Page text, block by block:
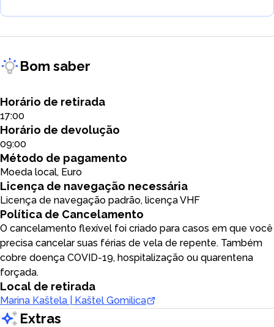
Bom saber
Horário de retirada
17:00
Horário de devolução
09:00
Método de pagamento
Moeda local, Euro
Licença de navegação necessária
Licença de navegação padrão, licença VHF
Política de Cancelamento
O cancelamento flexível foi criado para casos em que você
precisa cancelar suas férias de vela de repente. Também
cobre doença COVID-19, hospitalização ou quarentena
forçada.
Local de retirada
Marina Kaštela | Kaštel Gomilica
Extras